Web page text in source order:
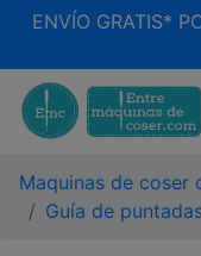
ENVÍO GRATIS*
Maquinas de coser
Guía de